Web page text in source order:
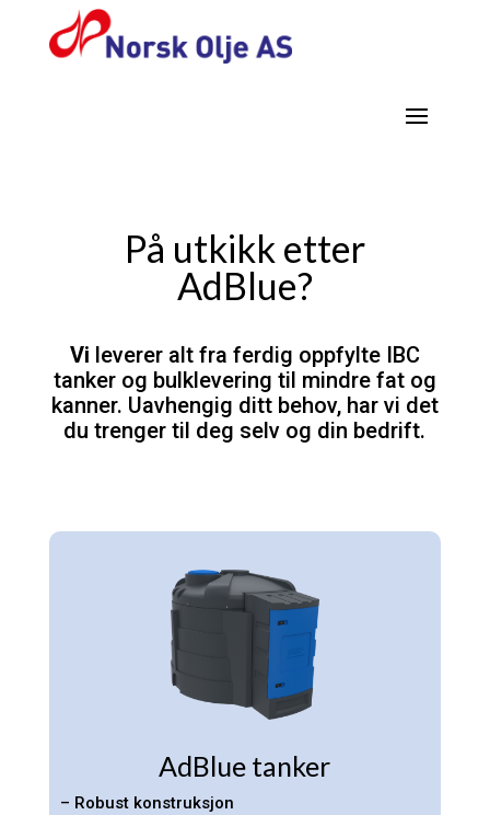
På utkikk etter
AdBlue?
Vi leverer alt fra ferdig oppfylte IBC
tanker og bulklevering til mindre fat og
kanner. Uavhengig ditt behov, har vi det
du trenger til deg selv og din bedrift.
AdBlue tanker
– Robust konstruksjon